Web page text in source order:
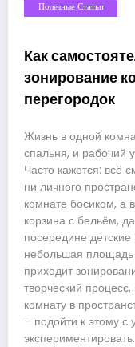
Полезные Статьи
Как
зонирование
перегородок
Жизнь в одной
спальня, и рабочий
Часто кажется: всё
ни личного
комнате босиком, а
корзина с бельём,
посередине
небольшая
приходит
творческий
комнату в
– подойти к этому с
экспериментировать.